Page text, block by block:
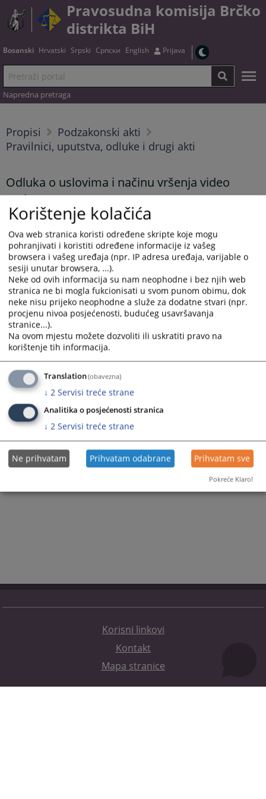
Pravosudna komisija Brčko
distrikta BiH
Bosanski Hrvatski Srpski Српски English Prijava
Napredna pretraga
Propisi
Podzakonski akti
Pravilnici, uputstva, odluke i drugi akti
Odluka o uslovima i načinu vršenja video
nadzora
Tekst odluke možete preuzetiOVDJE.
Prikazana vijest je na: Bosanski jezik
85PREGLEDA
Korisni linkovi
Kontakt
Mapa stranice
Korištenje kolačića
Ova web stranica koristi određene skripte koje mogu
pohranjivati i koristiti određene informacije iz vašeg
browsera i vašeg uređaja (npr. IP adresa uređaja, varijable o
sesiji unutar browsera, ...).
Neke od ovih informacija su nam neophodne i bez njih web
stranica ne bi mogla fukcionisati u svom punom obimu, dok
neke nisu prijeko neophodne a služe za dodatne stvari (npr.
procjenu nivoa posjećenosti, budućeg usavršavanja
stranice...).
Na ovom mjestu možete dozvoliti ili uskratiti pravo na
korištenje tih informacija.
Translation(obavezna)
↓ 2 Servisi treće strane
Analitika o posjećenosti stranica
↓ 2 Servisi treće strane
Ne prihvatam Prihvatam odabrane Prihvatam sve
Pokreće Klaro!